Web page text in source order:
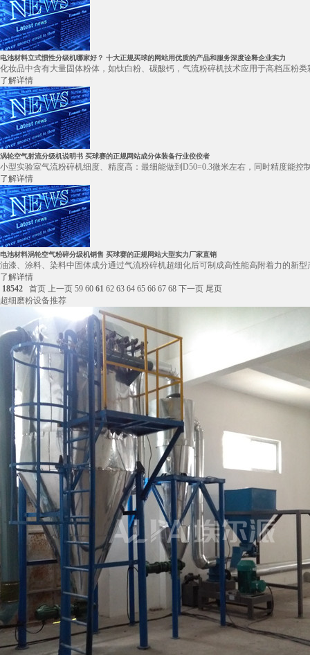
电池材料立式惯性分级机哪家好？ 十大正规买球的网站用优质的产品和服务深度诠释企业实力
化妆品中含有大量固体粉体，如钛白粉、碳酸钙，气流粉碎机技术应用于高档压粉
了解详情
涡轮空气射流分级机说明书 买球赛的正规网站成分体装备行业佼佼者
小型实验室气流粉碎机细度、精度高：最细能做到D50=0.3微米左右，同时精度能
了解详情
电池材料涡轮空气粉碎分级机销售 买球赛的正规网站大型实力厂家直销
油漆、涂料、染料中固体成分通过气流粉碎机超细化后可制成高性能高附着力的新
了解详情
18542
首页 上一页 59 60 61 62 63 64 65 66 67 68 下一页 尾页
超细磨粉设备推荐